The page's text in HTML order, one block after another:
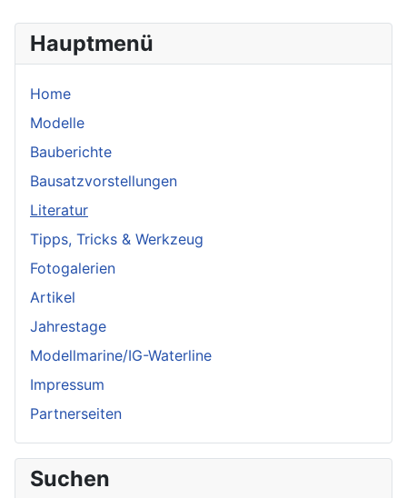
Hauptmenü
Home
Modelle
Bauberichte
Bausatzvorstellungen
Literatur
Tipps, Tricks & Werkzeug
Fotogalerien
Artikel
Jahrestage
Modellmarine/IG-Waterline
Impressum
Partnerseiten
Suchen